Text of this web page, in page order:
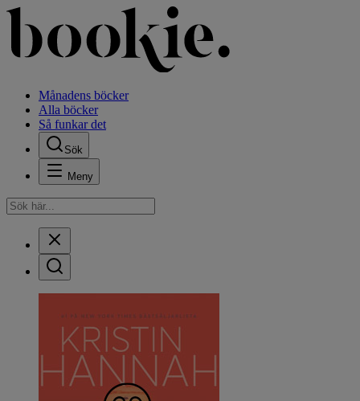
Månadens böcker
Alla böcker
Så funkar det
Sök
Meny